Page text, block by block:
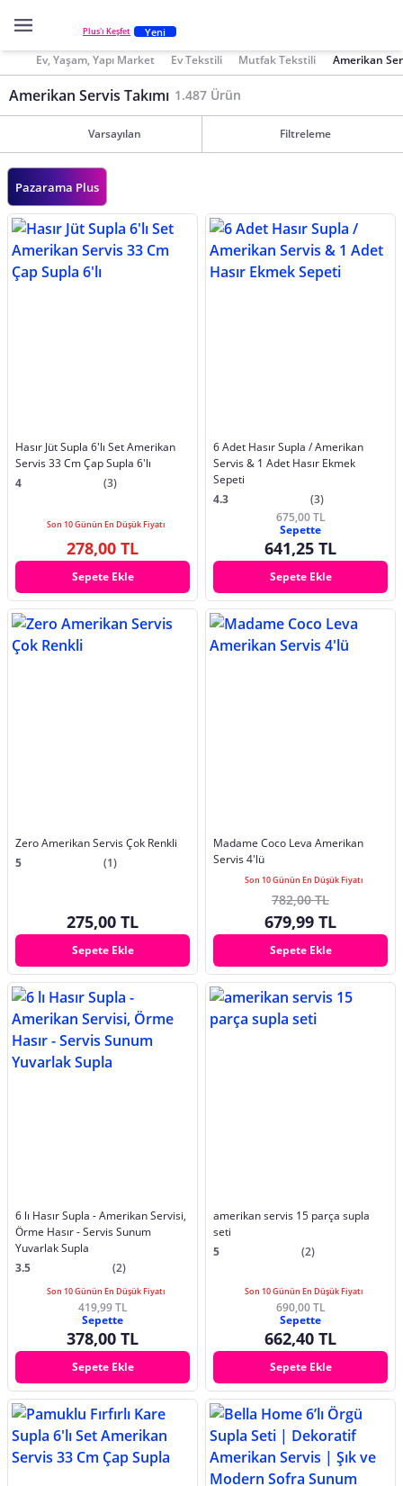
Plus'ı Keşfet Yeni
Ev, Yaşam, Yapı Market Ev Tekstili Mutfak Tekstili Amerikan
Amerikan Servis Takımı 1.487 Ürün
Varsayılan Filtreleme
Pazarama Plus
Hasır Jüt Supla 6'lı Set Amerikan
Servis 33 Cm Çap Supla 6'lı
4
(3)
Son 10 Günün En Düşük Fiyatı
278,00 TL
Sepete Ekle
6 Adet Hasır Supla / Amerikan
Servis & 1 Adet Hasır Ekmek
Sepeti
4.3
(3)
675,00 TL
Sepette
641,25 TL
Sepete Ekle
Zero Amerikan Servis Çok Renkli
5
(1)
275,00 TL
Sepete Ekle
Madame Coco Leva Amerikan
Servis 4'lü
Son 10 Günün En Düşük Fiyatı
782,00 TL
679,99 TL
Sepete Ekle
6 lı Hasır Supla - Amerikan Servisi,
Örme Hasır - Servis Sunum
Yuvarlak Supla
3.5
(2)
Son 10 Günün En Düşük Fiyatı
419,99 TL
Sepette
378,00 TL
Sepete Ekle
amerikan servis 15 parça supla
seti
5
(2)
Son 10 Günün En Düşük Fiyatı
690,00 TL
Sepette
662,40 TL
Sepete Ekle